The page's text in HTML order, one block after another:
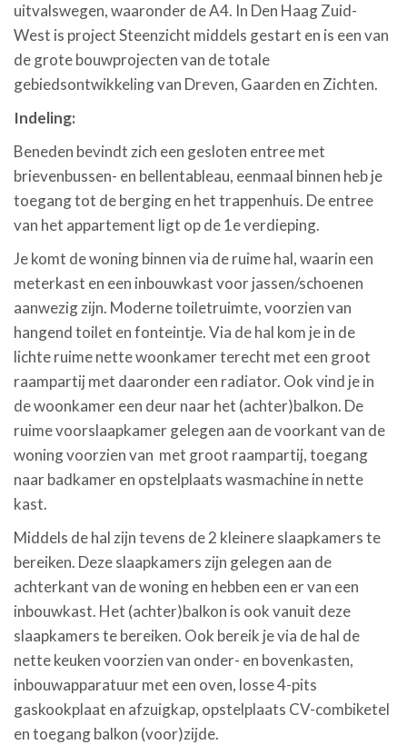
uitvalswegen, waaronder de A4. In Den Haag Zuid-
West is project Steenzicht middels gestart en is een van
de grote bouwprojecten van de totale
gebiedsontwikkeling van Dreven, Gaarden en Zichten.
Indeling:
Beneden bevindt zich een gesloten entree met
brievenbussen- en bellentableau, eenmaal binnen heb je
toegang tot de berging en het trappenhuis. De entree
van het appartement ligt op de 1e verdieping.
Je komt de woning binnen via de ruime hal, waarin een
meterkast en een inbouwkast voor jassen/schoenen
aanwezig zijn. Moderne toiletruimte, voorzien van
hangend toilet en fonteintje. Via de hal kom je in de
lichte ruime nette woonkamer terecht met een groot
raampartij met daaronder een radiator. Ook vind je in
de woonkamer een deur naar het (achter)balkon. De
ruime voorslaapkamer gelegen aan de voorkant van de
woning voorzien van met groot raampartij, toegang
naar badkamer en opstelplaats wasmachine in nette
kast.
Middels de hal zijn tevens de 2 kleinere slaapkamers te
bereiken. Deze slaapkamers zijn gelegen aan de
achterkant van de woning en hebben een er van een
inbouwkast. Het (achter)balkon is ook vanuit deze
slaapkamers te bereiken. Ook bereik je via de hal de
nette keuken voorzien van onder- en bovenkasten,
inbouwapparatuur met een oven, losse 4-pits
gaskookplaat en afzuigkap, opstelplaats CV-combiketel
en toegang balkon (voor)zijde.